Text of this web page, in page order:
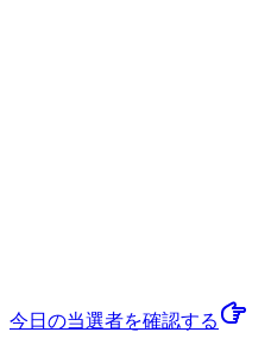
今日の当選者を確認する